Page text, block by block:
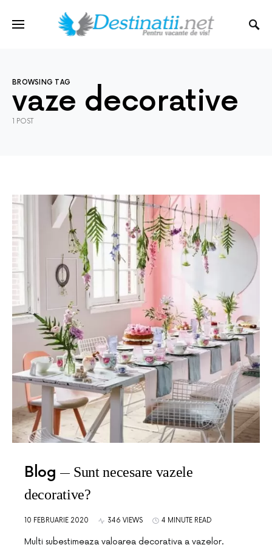
BROWSING TAG
vaze decorative
1 POST
Blog
Sunt necesare vazele
decorative?
10 FEBRUARIE 2020 346 VIEWS 4 MINUTE READ
Multi subestimeaza valoarea decorativa a vazelor.